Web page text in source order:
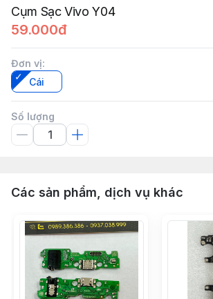
Cụm Sạc Vivo Y04
59.000đ
Đơn vị:
Cái
Số lượng
Các sản phẩm, dịch vụ khác